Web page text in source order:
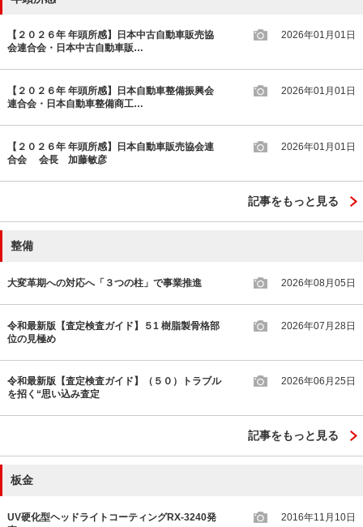
【２０２６年 年頭所感】日本中古自動車販売協
会連合会・日本中古自動車販…
2026年01月01日
【２０２６年 年頭所感】日本自動車整備振興会
連合会・日本自動車整備商工…
2026年01月01日
【２０２６年 年頭所感】日本自動車販売協会連
合会 会長 加藤敏彦
2026年01月01日
記事をもっと見る
整備
大変革期への対応へ「３つの柱」で事業推進 2026年08月05日
令和最新版【査定検査ガイド】５1 樹脂製骨格部
位の見極め
2026年07月28日
令和最新版【査定検査ガイド】（５０）トラブル
を招く“思い込み査定
2026年06月25日
記事をもっと見る
板金
UV硬化型ヘッドライトコーティングRX-3240発
2016年11月10日